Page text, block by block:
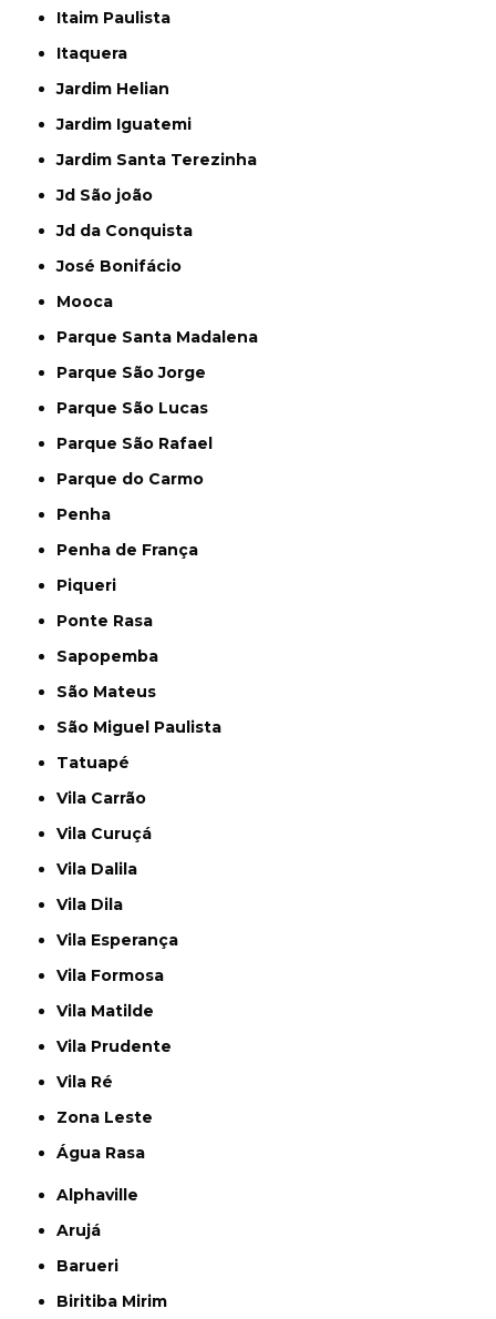
Itaim Paulista
Itaquera
Jardim Helian
Jardim Iguatemi
Jardim Santa Terezinha
Jd São joão
Jd da Conquista
José Bonifácio
Mooca
Parque Santa Madalena
Parque São Jorge
Parque São Lucas
Parque São Rafael
Parque do Carmo
Penha
Penha de França
Piqueri
Ponte Rasa
Sapopemba
São Mateus
São Miguel Paulista
Tatuapé
Vila Carrão
Vila Curuçá
Vila Dalila
Vila Dila
Vila Esperança
Vila Formosa
Vila Matilde
Vila Prudente
Vila Ré
Zona Leste
Água Rasa
Alphaville
Arujá
Barueri
Biritiba Mirim